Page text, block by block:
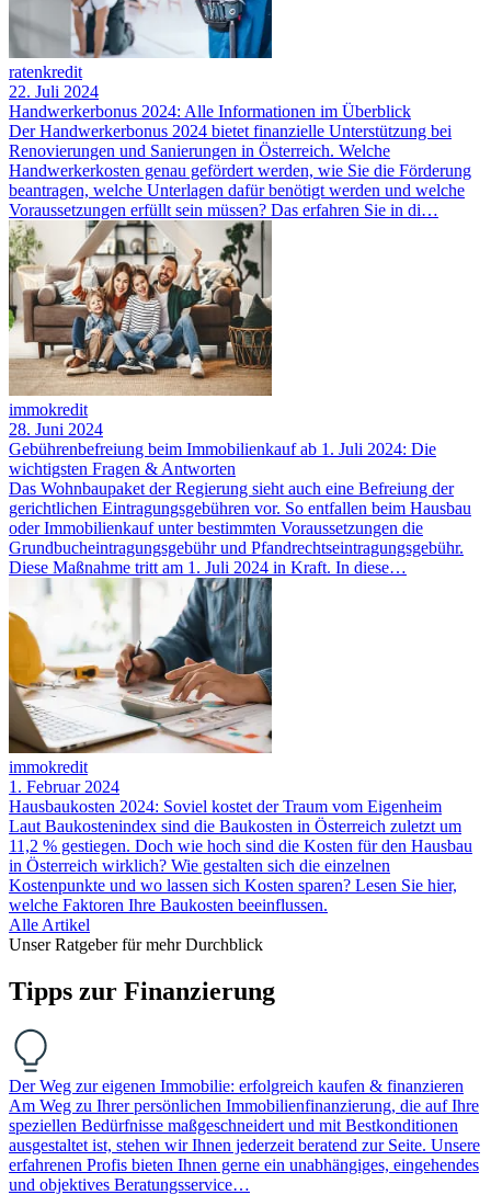
ratenkredit
22. Juli 2024
Handwerkerbonus 2024: Alle Informationen im Überblick
Der Handwerkerbonus 2024 bietet finanzielle Unterstützung bei
Renovierungen und Sanierungen in Österreich. Welche
Handwerkerkosten genau gefördert werden, wie Sie die Förderung
beantragen, welche Unterlagen dafür benötigt werden und welche
Voraussetzungen erfüllt sein müssen? Das erfahren Sie in di…
immokredit
28. Juni 2024
Gebührenbefreiung beim Immobilienkauf ab 1. Juli 2024: Die
wichtigsten Fragen & Antworten
Das Wohnbaupaket der Regierung sieht auch eine Befreiung der
gerichtlichen Eintragungsgebühren vor. So entfallen beim Hausbau
oder Immobilienkauf unter bestimmten Voraussetzungen die
Grundbucheintragungsgebühr und Pfandrechtseintragungsgebühr.
Diese Maßnahme tritt am 1. Juli 2024 in Kraft. In diese…
immokredit
1. Februar 2024
Hausbaukosten 2024: Soviel kostet der Traum vom Eigenheim
Laut Baukostenindex sind die Baukosten in Österreich zuletzt um
11,2 % gestiegen. Doch wie hoch sind die Kosten für den Hausbau
in Österreich wirklich? Wie gestalten sich die einzelnen
Kostenpunkte und wo lassen sich Kosten sparen? Lesen Sie hier,
welche Faktoren Ihre Baukosten beeinflussen.
Alle Artikel
Unser Ratgeber für mehr Durchblick
Tipps zur Finanzierung
Der Weg zur eigenen Immobilie: erfolgreich kaufen & finanzieren
Am Weg zu Ihrer persönlichen Immobilienfinanzierung, die auf Ihre
speziellen Bedürfnisse maßgeschneidert und mit Bestkonditionen
ausgestaltet ist, stehen wir Ihnen jederzeit beratend zur Seite. Unsere
erfahrenen Profis bieten Ihnen gerne ein unabhängiges, eingehendes
und objektives Beratungsservice…